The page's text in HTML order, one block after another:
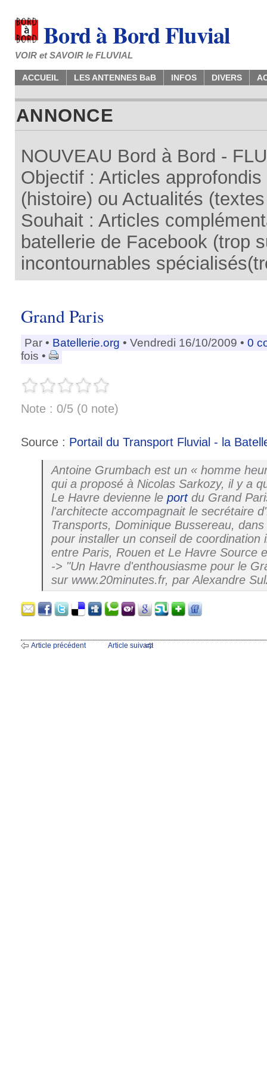
Bord à Bord Fluvial
VOIR et SAVOIR le FLUVIAL
ACCUEIL LES ANTENNES BaB INFOS DIVERS
ANNONCE
NOUVEAU Bord à Bord -
Objectif : Articles
(histoire) ou Actualités
Souhait : Articles
batellerie de Facebook (trop
incontournables
Grand Paris
Par • Batellerie.org • Vendredi 16/10/2009 • 0
fois •
Note : 0/5 (0 note)
Source : Portail du Transport Fluvial - la
Antoine Grumbach est un « homme
qui a proposé à Nicolas Sarkozy, il y a
Le Havre devienne le portdu Grand
l'architecte accompagnait le secrétaire
Transports, Dominique Bussereau,
pour installer un conseil de coordination
entre Paris, Rouen et Le Havre Source
-> "Un Havre d'enthousiasme pour le
sur www.20minutes.fr, par Alexandre
Article précédent Article suivant